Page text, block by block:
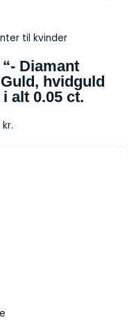
til kvinder
Diamant
hvidguld
alt 0.05 ct.
kr.